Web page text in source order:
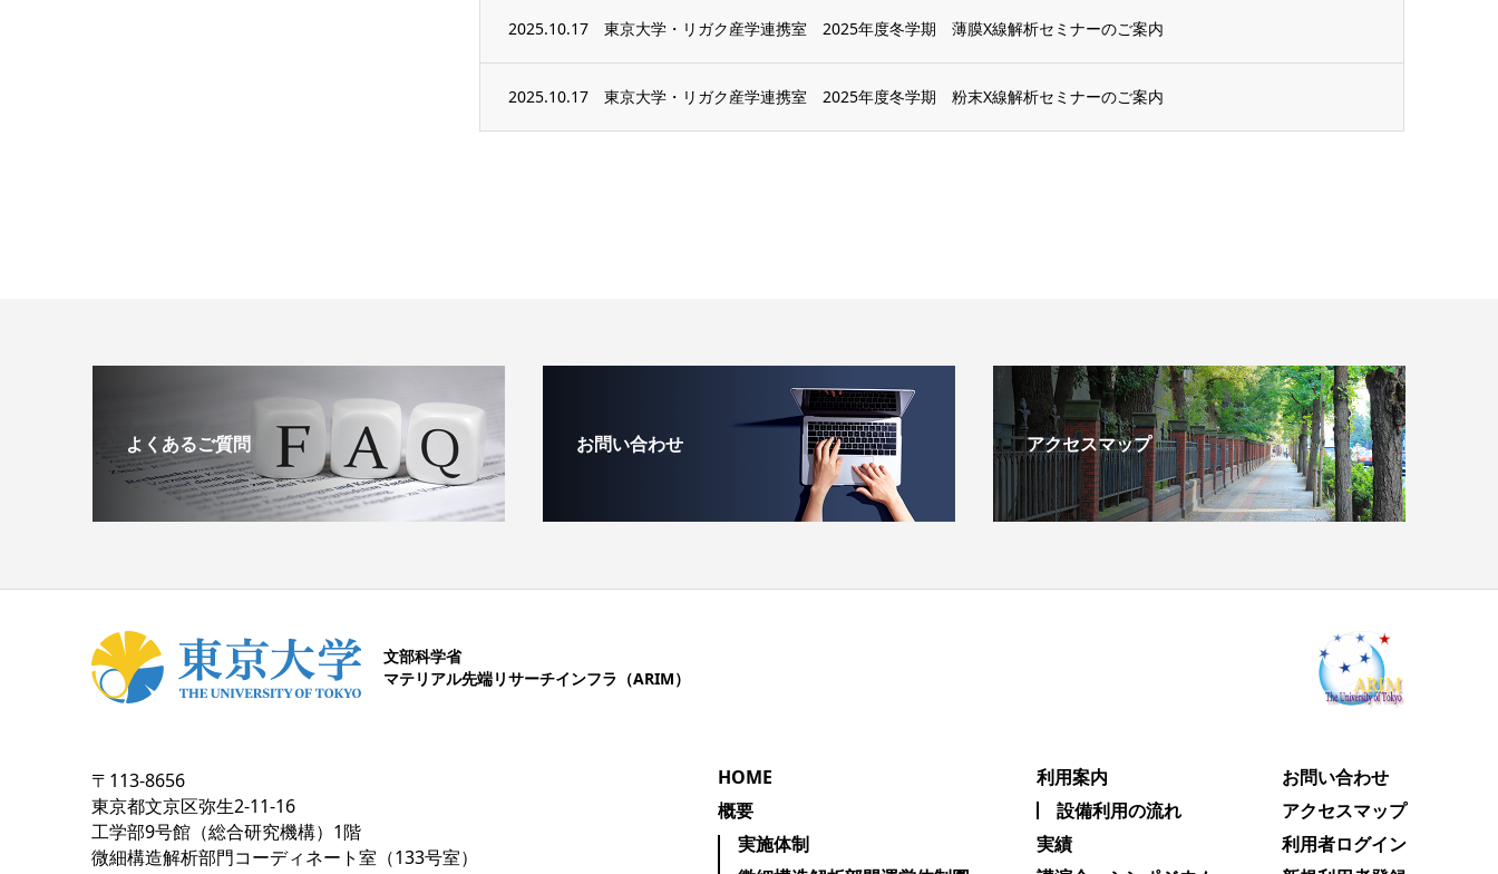
2025.10.17 東京大学・リガク産学連携室 2025年度冬学期 薄膜X線解析セミナーのご案内
2025.10.17 東京大学・リガク産学連携室 2025年度冬学期 粉末X線解析セミナーのご案内
よくあるご質問 お問い合わせ アクセスマップ
文部科学省
マテリアル先端リサーチインフラ（ARIM）
〒113-8656
東京都文京区弥生2-11-16
工学部9号館（総合研究機構）1階
微細構造解析部門コーディネート室（133号室）
HOME
概要
実施体制
利用案内
設備利用の流れ
実績
お問い合わせ
アクセスマップ
利用者ログイン